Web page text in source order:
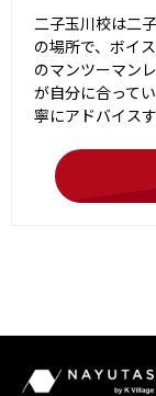
二子玉川校は二
の場所で、ボイ
のマンツーマン
が自分に合って
寧にアドバイス